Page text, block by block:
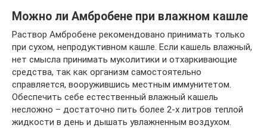
Можно ли Амбробене при влажном кашле
Раствор Амбробене рекомендовано принимать только
при сухом, непродуктивном кашле. Если кашель влажный,
нет смысла принимать муколитики и отхаркивающие
средства, так как организм самостоятельно
справляется, вооружившись местным иммунитетом.
Обеспечить себе естественный влажный кашель
несложно – достаточно пить более 2-х литров теплой
жидкости в день и дышать увлажненным воздухом.